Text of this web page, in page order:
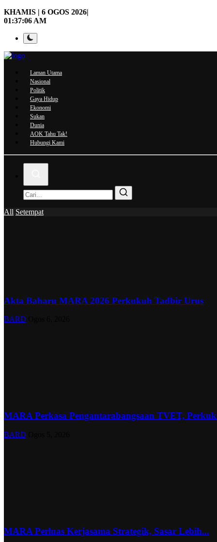
KHAMIS | 6 OGOS 2026|
01:37:07 AM
Laman Utama
Nasional
Politik
Gaya Hidup
Ekonomi
Sukan
Dunia
AOK Tahu Tak!
Hubungi Kami
All Setempat
Akta Baharu MARA 2026 Perkukuh Tadbir Urus
BARD
MARA Perkasa Pengantarabangsaan TVET,
BARD
MARA Perluas Kerjasama Strategik, Sasar Lebih...